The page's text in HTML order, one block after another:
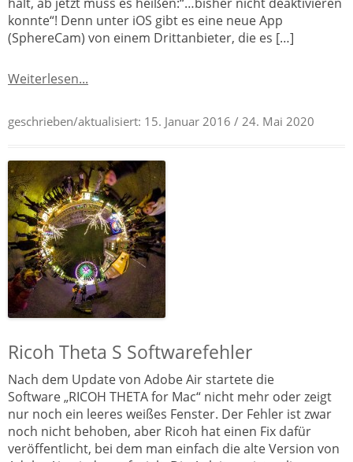
konnte“! Denn unter iOS gibt es eine neue App
(SphereCam) von einem Drittanbieter, die es […]
Weiterlesen...
geschrieben/aktualisiert: 15. Januar 2016 / 24. Mai 2020
Ricoh Theta S Softwarefehler
Nach dem Update von Adobe Air startete die
Software „RICOH THETA for Mac“ nicht mehr oder zeigt
nur noch ein leeres weißes Fenster. Der Fehler ist zwar
noch nicht behoben, aber Ricoh hat einen Fix dafür
veröffentlicht, bei dem man einfach die alte Version von